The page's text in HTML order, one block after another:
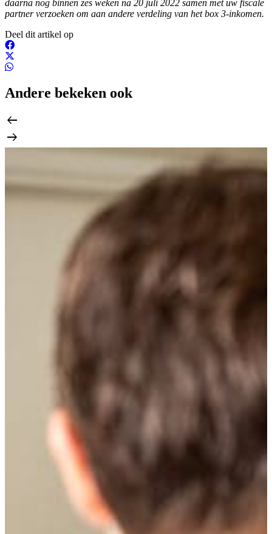
daarna nog binnen zes weken na 20 juli 2022 samen met uw fiscale
partner verzoeken om aan andere verdeling van het box 3-inkomen.
Deel dit artikel op
Andere bekeken ook
arrow_left_alt
arrow_right_alt